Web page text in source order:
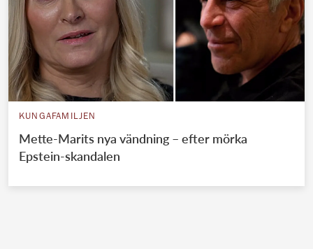
KUNGAFAMILJEN
Mette-Marits nya vändning – efter mörka
Epstein-skandalen